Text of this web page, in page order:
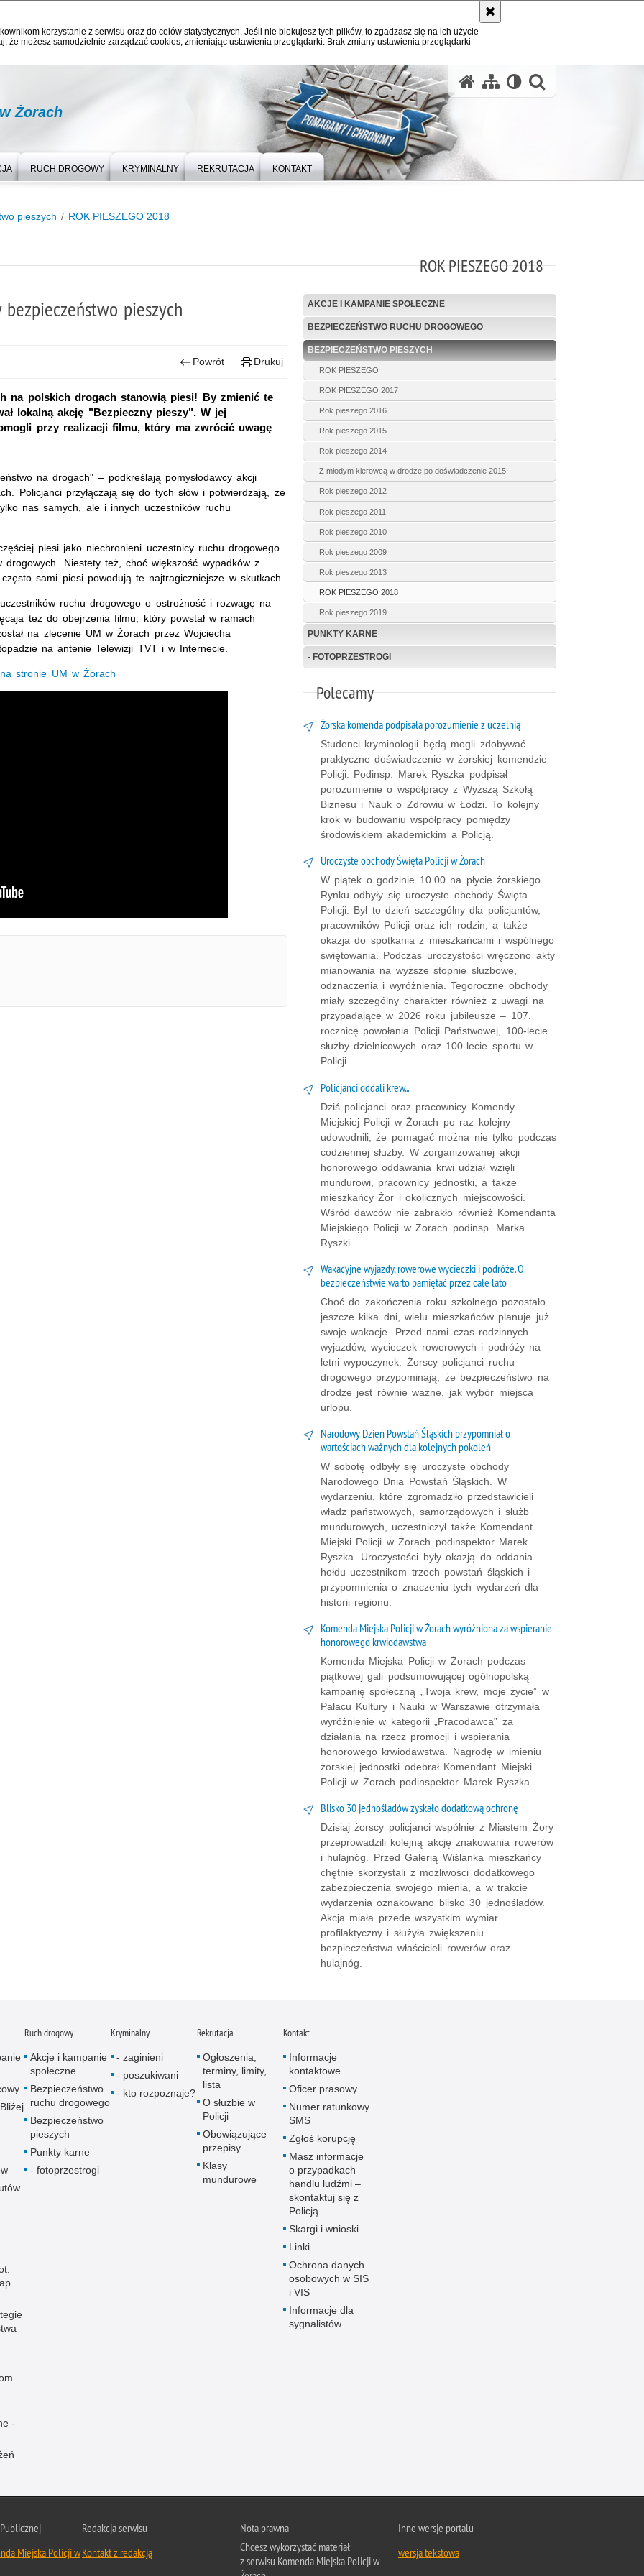
korzystanie z serwisu oraz do celów statystycznych. Jeśli nie blokujesz tych plików, to zgadzasz się na ich użycie
że możesz samodzielnie zarządzać cookies, zmieniając ustawienia przeglądarki. Brak zmiany ustawienia przeglądarki
Żorach
RUCH DROGOWY KRYMINALNY REKRUTACJA KONTAKT
pieszych ROK PIESZEGO 2018
ROK PIESZEGO 2018
pieszych
Powrót Drukuj
na polskich drogach stanowią piesi! By zmienić te
lokalną akcję "Bezpieczny pieszy". W jej
przy realizacji filmu, który ma zwrócić uwagę
na drogach" – podkreślają pomysłodawcy akcji
Policjanci przyłączają się do tych słów i potwierdzają, że
nas samych, ale i innych uczestników ruchu
piesi jako niechronieni uczestnicy ruchu drogowego
Niestety też, choć większość wypadków z
sami piesi powodują te najtragiczniejsze w skutkach.
ruchu drogowego o ostrożność i rozwagę na
też do obejrzenia filmu, który powstał w ramach
na zlecenie UM w Żorach przez Wojciecha
na antenie Telewizji TVT i w Internecie.
stronie UM w Żorach
AKCJE I KAMPANIE SPOŁECZNE
BEZPIECZEŃSTWO RUCHU DROGOWEGO
BEZPIECZEŃSTWO PIESZYCH
ROK PIESZEGO
ROK PIESZEGO 2017
Rok pieszego 2016
Rok pieszego 2015
Rok pieszego 2014
Z młodym kierowcą w drodze po doświadczenie 2015
Rok pieszego 2012
Rok pieszego 2011
Rok pieszego 2010
Rok pieszego 2009
Rok pieszego 2013
ROK PIESZEGO 2018
Rok pieszego 2019
PUNKTY KARNE
- FOTOPRZESTROGI
Polecamy
Żorska komenda podpisała porozumienie z uczelnią
Studenci kryminologii będą mogli zdobywać
praktyczne doświadczenie w żorskiej komendzie
Policji. Podinsp. Marek Ryszka podpisał
porozumienie o współpracy z Wyższą Szkołą
Biznesu i Nauk o Zdrowiu w Łodzi. To kolejny
krok w budowaniu współpracy pomiędzy
środowiskiem akademickim a Policją.
Uroczyste obchody Święta Policji w Żorach
W piątek o godzinie 10.00 na płycie żorskiego
Rynku odbyły się uroczyste obchody Święta
Policji. Był to dzień szczególny dla policjantów,
pracowników Policji oraz ich rodzin, a także
okazja do spotkania z mieszkańcami i wspólnego
świętowania. Podczas uroczystości wręczono akty
mianowania na wyższe stopnie służbowe,
odznaczenia i wyróżnienia. Tegoroczne obchody
miały szczególny charakter również z uwagi na
przypadające w 2026 roku jubileusze – 107.
rocznicę powołania Policji Państwowej, 100-lecie
służby dzielnicowych oraz 100-lecie sportu w
Policji.
Policjanci oddali krew...
Dziś policjanci oraz pracownicy Komendy
Miejskiej Policji w Żorach po raz kolejny
udowodnili, że pomagać można nie tylko podczas
codziennej służby. W zorganizowanej akcji
honorowego oddawania krwi udział wzięli
mundurowi, pracownicy jednostki, a także
mieszkańcy Żor i okolicznych miejscowości.
Wśród dawców nie zabrakło również Komendanta
Miejskiego Policji w Żorach podinsp. Marka
Ryszki.
Wakacyjne wyjazdy, rowerowe wycieczki i podróże. O
bezpieczeństwie warto pamiętać przez całe lato
Choć do zakończenia roku szkolnego pozostało
jeszcze kilka dni, wielu mieszkańców planuje już
swoje wakacje. Przed nami czas rodzinnych
wyjazdów, wycieczek rowerowych i podróży na
letni wypoczynek. Żorscy policjanci ruchu
drogowego przypominają, że bezpieczeństwo na
drodze jest równie ważne, jak wybór miejsca
urlopu.
Narodowy Dzień Powstań Śląskich przypomniał o
wartościach ważnych dla kolejnych pokoleń
W sobotę odbyły się uroczyste obchody
Narodowego Dnia Powstań Śląskich. W
wydarzeniu, które zgromadziło przedstawicieli
władz państwowych, samorządowych i służb
mundurowych, uczestniczył także Komendant
Miejski Policji w Żorach podinspektor Marek
Ryszka. Uroczystości były okazją do oddania
hołdu uczestnikom trzech powstań śląskich i
przypomnienia o znaczeniu tych wydarzeń dla
historii regionu.
Komenda Miejska Policji w Żorach wyróżniona za wspieranie
honorowego krwiodawstwa
Komenda Miejska Policji w Żorach podczas
piątkowej gali podsumowującej ogólnopolską
kampanię społeczną „Twoja krew, moje życie” w
Pałacu Kultury i Nauki w Warszawie otrzymała
wyróżnienie w kategorii „Pracodawca” za
działania na rzecz promocji i wspierania
honorowego krwiodawstwa. Nagrodę w imieniu
żorskiej jednostki odebrał Komendant Miejski
Policji w Żorach podinspektor Marek Ryszka.
Blisko 30 jednośladów zyskało dodatkową ochronę
Dzisiaj żorscy policjanci wspólnie z Miastem Żory
przeprowadzili kolejną akcję znakowania rowerów
i hulajnóg. Przed Galerią Wiślanka mieszkańcy
chętnie skorzystali z możliwości dodatkowego
zabezpieczenia swojego mienia, a w trakcie
wydarzenia oznakowano blisko 30 jednośladów.
Akcja miała przede wszystkim wymiar
profilaktyczny i służyła zwiększeniu
bezpieczeństwa właścicieli rowerów oraz
hulajnóg.
-
Ruch drogowy
Akcje i kampanie
społeczne
Bezpieczeństwo
ruchu drogowego
Bezpieczeństwo
pieszych
Punkty karne
- fotoprzestrogi
Kryminalny
- zaginieni
- poszukiwani
- kto rozpoznaje?
Rekrutacja
Ogłoszenia,
terminy, limity,
lista
O służbie w
Policji
Obowiązujące
przepisy
Klasy
mundurowe
Kontakt
Informacje
kontaktowe
Oficer prasowy
Numer ratunkowy
SMS
Zgłoś korupcję
Masz informacje
o przypadkach
handlu ludźmi –
skontaktuj się z
Policją
Skargi i wnioski
Linki
Ochrona danych
osobowych w SIS
i VIS
Informacje dla
sygnalistów
Miejska Policji w
Redakcja serwisu
Kontakt z redakcją
Nota prawna
Chcesz wykorzystać materiał
z serwisu Komenda Miejska Policji w
Inne wersje portalu
wersja tekstowa